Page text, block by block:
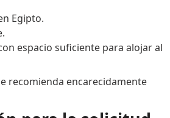
Egipto.
espacio suficiente para alojar al
recomienda encarecidamente